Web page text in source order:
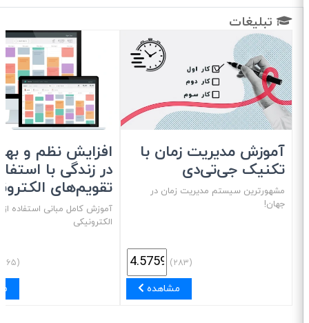
تبلیغات
آموزش مدیریت زمان با
تکنیک جی‌تی‌دی
مشهور‌ترین سیستم مدیریت زمان در
جهان!
مشاهده
افزایش نظم و
در زندگی با
تقویم‌های
آموزش کامل مبانی استفاده از
الکترونیکی